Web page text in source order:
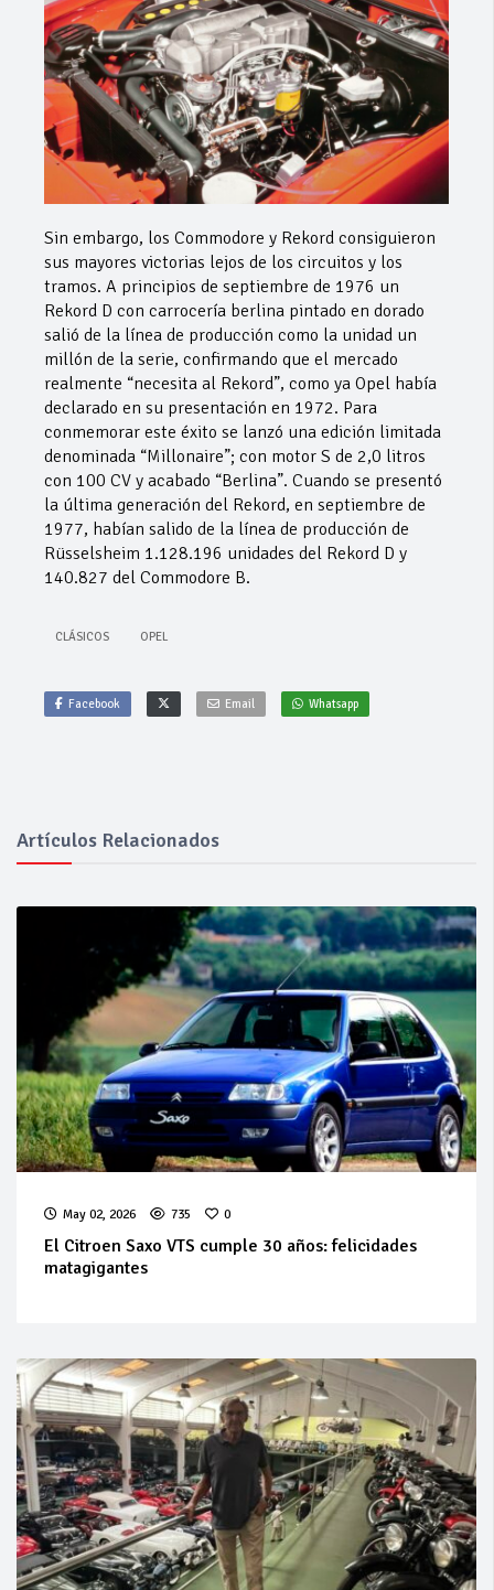
Sin embargo, los Commodore y Rekord consiguieron
sus mayores victorias lejos de los circuitos y los
tramos. A principios de septiembre de 1976 un
Rekord D con carrocería berlina pintado en dorado
salió de la línea de producción como la unidad un
millón de la serie, confirmando que el mercado
realmente “necesita al Rekord”, como ya Opel había
declarado en su presentación en 1972. Para
conmemorar este éxito se lanzó una edición limitada
denominada “Millonaire”; con motor S de 2,0 litros
con 100 CV y acabado “Berlina”. Cuando se presentó
la última generación del Rekord, en septiembre de
1977, habían salido de la línea de producción de
Rüsselsheim 1.128.196 unidades del Rekord D y
140.827 del Commodore B.
CLÁSICOS OPEL
Facebook Email Whatsapp
Artículos Relacionados
May 02, 2026 735 0
El Citroen Saxo VTS cumple 30 años: felicidades
matagigantes